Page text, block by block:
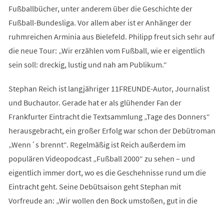
Fußballbücher, unter anderem über die Geschichte der
Fußball-Bundesliga. Vor allem aber ist er Anhänger der
ruhmreichen Arminia aus Bielefeld. Philipp freut sich sehr auf
die neue Tour: „Wir erzählen vom Fußball, wie er eigentlich
sein soll: dreckig, lustig und nah am Publikum.“
Stephan Reich ist langjähriger 11FREUNDE-Autor, Journalist
und Buchautor. Gerade hat er als glühender Fan der
Frankfurter Eintracht die Textsammlung „Tage des Donners“
herausgebracht, ein großer Erfolg war schon der Debütroman
„Wenn´s brennt“. Regelmäßig ist Reich außerdem im
populären Videopodcast „Fußball 2000“ zu sehen – und
eigentlich immer dort, wo es die Geschehnisse rund um die
Eintracht geht. Seine Debütsaison geht Stephan mit
Vorfreude an: „Wir wollen den Bock umstoßen, gut in die